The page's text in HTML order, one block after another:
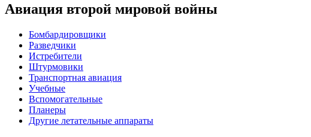
Авиация второй мировой войны
Бомбардировщики
Разведчики
Истребители
Штурмовики
Транспортная авиация
Учебные
Вспомогательные
Планеры
Другие летательные аппараты